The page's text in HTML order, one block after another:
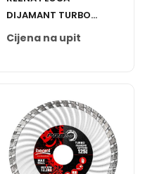
DIJAMANT TURBO
230MM
Cijena na upit